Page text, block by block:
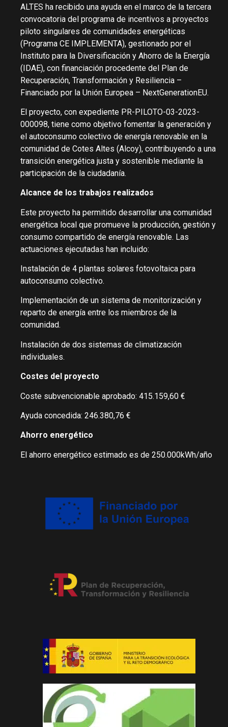
ALTES ha recibido una ayuda en el marco de la tercera
convocatoria del programa de incentivos a proyectos
piloto singulares de comunidades energéticas
(Programa CE IMPLEMENTA), gestionado por el
Instituto para la Diversificación y Ahorro de la Energía
(IDAE), con financiación procedente del Plan de
Recuperación, Transformación y Resiliencia –
Financiado por la Unión Europea – NextGenerationEU.
El proyecto, con expediente PR-PILOTO-03-2023-
000098, tiene como objetivo fomentar la generación y
el autoconsumo colectivo de energía renovable en la
comunidad de Cotes Altes (Alcoy), contribuyendo a una
transición energética justa y sostenible mediante la
participación de la ciudadanía.
Alcance de los trabajos realizados
Este proyecto ha permitido desarrollar una comunidad
energética local que promueve la producción, gestión y
consumo compartido de energía renovable. Las
actuaciones ejecutadas han incluido:
Instalación de 4 plantas solares fotovoltaica para
autoconsumo colectivo.
Implementación de un sistema de monitorización y
reparto de energía entre los miembros de la
comunidad.
Instalación de dos sistemas de climatización
individuales.
Costes del proyecto
Coste subvencionable aprobado: 415.159,60 €
Ayuda concedida: 246.380,76 €
Ahorro energético
El ahorro energético estimado es de 250.000kWh/año